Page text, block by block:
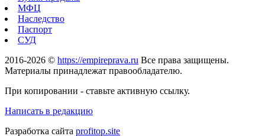
МФЦ
Наследство
Паспорт
СУД
2016-2026 © https://empireprava.ru Все права защищены.
Материалы принадлежат правообладателю.
При копировании - ставьте активную ссылку.
Написать в редакцию
Разработка сайта profitop.site